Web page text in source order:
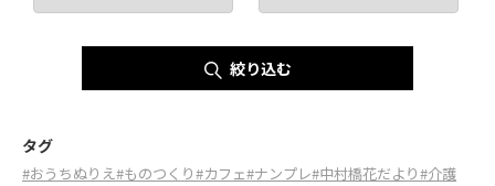
絞り込む
タグ
#おうちぬりえ#ものつくり#カフェ#ナンプレ#中村橋花だより#介護